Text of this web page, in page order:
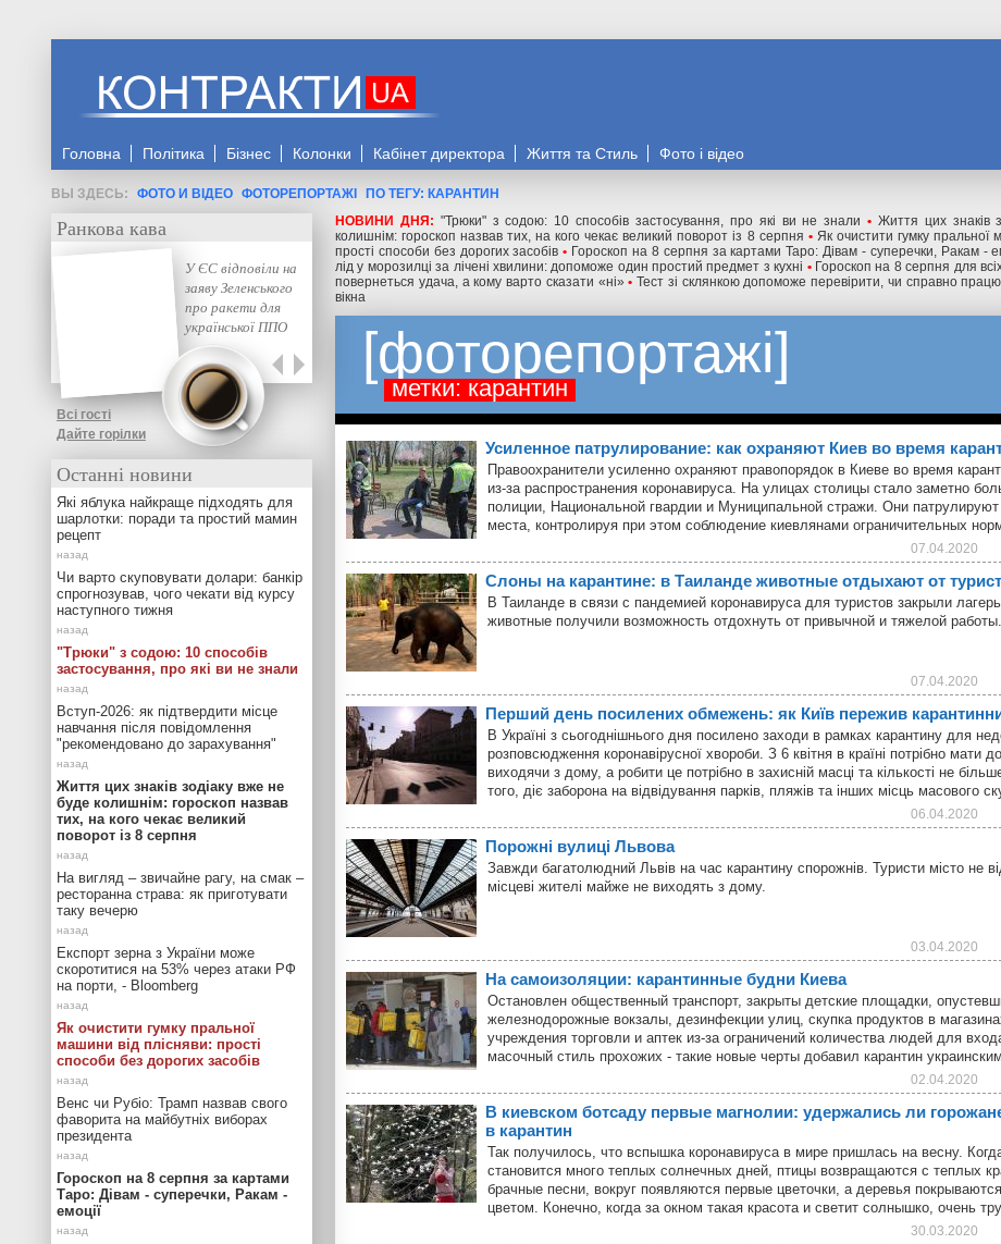
Головна Політика Бізнес Колонки Кабінет директора Життя та Стиль Фото і відео
ФОТО И ВІДЕО ФОТОРЕПОРТАЖІ
ПО ТЕГУ: КАРАНТИН
НОВИНИ ДНЯ: "Трюки" з содою: 10 способів застосування, про які ви не знали • Життя цих знаків
колишнім: гороскоп назвав тих, на кого чекає великий поворот із 8 серпня • Як очистити гумку пральної
прості способи без дорогих засобів • Гороскоп на 8 серпня за картами Таро: Дівам - суперечки, Ракам -
лід у морозилці за лічені хвилини: допоможе один простий предмет з кухні • Гороскоп на 8 серпня для
повернеться удача, а кому варто сказати «ні» • Тест зі склянкою допоможе перевірити, чи справно
вікна
фоторепортажі
метки: карантин
Усиленное патрулирование: как охраняют Киев во время
Правоохранители усиленно охраняют правопорядок в Киеве во время
из-за распространения коронавируса. На улицах столицы стало заметно
полиции, Национальной гвардии и Муниципальной стражи. Они
места, контролируя при этом соблюдение киевлянами ограничительных
07.04.2020
Слоны на карантине: в Таиланде животные отдыхают от
В Таиланде в связи с пандемией коронавируса для туристов закрыли
животные получили возможность отдохнуть от привычной и тяжелой работы.
07.04.2020
Перший день посилених обмежень: як Київ пережив
В Україні з сьогоднішнього дня посилено заходи в рамках карантину для
розповсюдження коронавірусної хвороби. З 6 квітня в країні потрібно мати
виходячи з дому, а робити це потрібно в захисній масці та кількості не
того, діє заборона на відвідування парків, пляжів та інших місць масового
06.04.2020
Порожні вулиці Львова
Завжди багатолюдний Львів на час карантину спорожнів. Туристи місто не
місцеві жителі майже не виходять з дому.
03.04.2020
На самоизоляции: карантинные будни Киева
Остановлен общественный транспорт, закрыты детские площадки,
железнодорожные вокзалы, дезинфекции улиц, скупка продуктов в
учреждения торговли и аптек из-за ограничений количества людей для
масочный стиль прохожих - такие новые черты добавил карантин
02.04.2020
В киевском ботсаду первые магнолии: удержались ли
в карантин
Так получилось, что вспышка коронавируса в мире пришлась на весну.
становится много теплых солнечных дней, птицы возвращаются с теплых
брачные песни, вокруг появляются первые цветочки, а деревья
цветом. Конечно, когда за окном такая красота и светит солнышко, очень
30.03.2020
Ранкова кава
У ЄС відповіли на
заяву Зеленського
про ракети для
української ППО
Всі гості
Дайте горілки
Останні новини
Які яблука найкраще підходять для
шарлотки: поради та простий мамин
рецепт
Чи варто скуповувати долари: банкір
спрогнозував, чого чекати від курсу
наступного тижня
"Трюки" з содою: 10 способів
застосування, про які ви не знали
Вступ-2026: як підтвердити місце
навчання після повідомлення
"рекомендовано до зарахування"
Життя цих знаків зодіаку вже не
буде колишнім: гороскоп назвав
тих, на кого чекає великий
поворот із 8 серпня
На вигляд – звичайне рагу, на смак –
ресторанна страва: як приготувати
таку вечерю
Експорт зерна з України може
скоротитися на 53% через атаки РФ
на порти, - Bloomberg
Як очистити гумку пральної
машини від плісняви: прості
способи без дорогих засобів
Венс чи Рубіо: Трамп назвав свого
фаворита на майбутніх виборах
президента
Гороскоп на 8 серпня за картами
Таро: Дівам - суперечки, Ракам -
емоції